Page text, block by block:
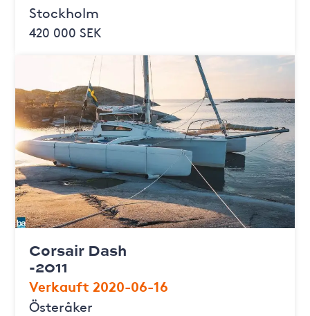
Stockholm
420 000 SEK
Corsair Dash
-2011
Verkauft 2020-06-16
Österåker